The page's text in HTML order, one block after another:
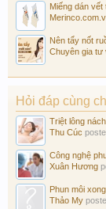
Miếng dán vết
Nên tẩy nốt
Chuyên gia tư
Hỏi đáp cùng
Triệt lông
Thu Cúc
Công nghệ
Xuân Hương
Phun môi
Thảo My